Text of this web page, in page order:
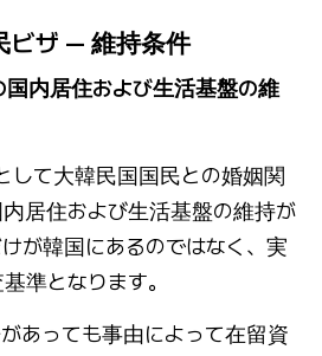
ビザ — 維持条件
内居住および生活基盤の維
して大韓民国国民との婚姻関
居住および生活基盤の維持が
が韓国にあるのではなく、実
準となります。
あっても事由によって在留資